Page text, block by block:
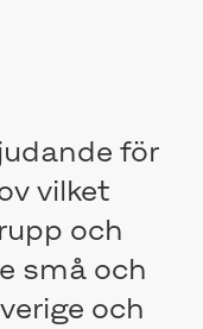
2022
2022
2021för
vilket
och
små och
och